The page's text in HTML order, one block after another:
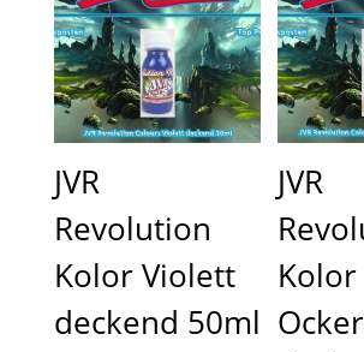
JVR
Revolution
Kolor Violett
deckend 50ml
JVR
Ocker